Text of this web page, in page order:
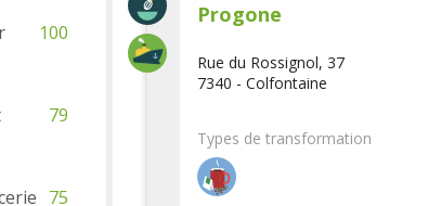
Progone
Rue du Rossignol, 37
7340 - Colfontaine
Types de transformation
100
79
75